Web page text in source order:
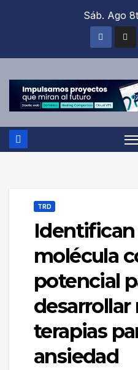
Sáb. Ago
TRD
Identifican
molécula
potencial
desarrollar
terapias
ansiedad